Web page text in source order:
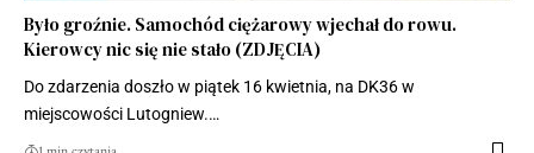
Było groźnie. Samochód ciężarowy wjechał do rowu.
Kierowcy nic się nie stało (ZDJĘCIA)
Do zdarzenia doszło w piątek 16 kwietnia, na DK36 w
miejscowości Lutogniew.…